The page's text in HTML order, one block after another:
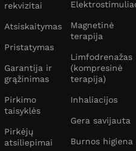
rekvizitai
Atsiskaitymas
Pristatymas
Garantija ir
grąžinimas
Pirkimo
taisyklės
Pirkėjų
atsiliepimai
Magnetinė
terapija
Limfodrenažas
(kompresinė
terapija)
Inhaliacijos
Gera savijauta
Burnos higiena